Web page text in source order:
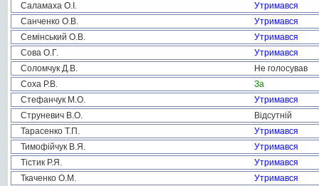
Саламаха О.І.
Утримався
Санченко О.В.
Утримався
Семінський О.В.
Утримався
Сова О.Г.
Утримався
Соломчук Д.В.
Не голосував
Соха Р.В.
За
Стефанчук М.О.
Утримався
Струневич В.О.
Відсутній
Тарасенко Т.П.
Утримався
Тимофійчук В.Я.
Утримався
Тістик Р.Я.
Утримався
Ткаченко О.М.
Утримався